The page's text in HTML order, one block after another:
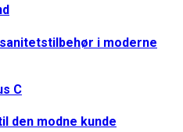
i moderne
C
den modne kunde